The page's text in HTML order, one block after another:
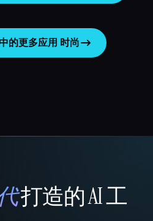
的更多应用 时尚
打造的 AI 工